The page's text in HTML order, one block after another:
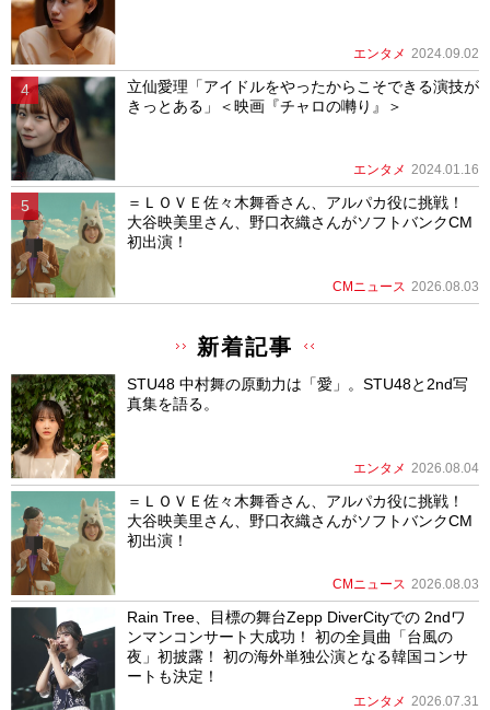
エンタメ 2024.09.02
立仙愛理「アイドルをやったからこそできる演技が
きっとある」＜映画『チャロの囀り』＞
エンタメ 2024.01.16
＝ＬＯＶＥ佐々木舞香さん、アルパカ役に挑戦！
大谷映美里さん、野口衣織さんがソフトバンクCM
初出演！
CMニュース 2026.08.03
新着記事
STU48 中村舞の原動力は「愛」。STU48と2nd写
真集を語る。
エンタメ 2026.08.04
＝ＬＯＶＥ佐々木舞香さん、アルパカ役に挑戦！
大谷映美里さん、野口衣織さんがソフトバンクCM
初出演！
CMニュース 2026.08.03
Rain Tree、目標の舞台Zepp DiverCityでの 2ndワ
ンマンコンサート大成功！ 初の全員曲「台風の
夜」初披露！ 初の海外単独公演となる韓国コンサ
ートも決定！
エンタメ 2026.07.31